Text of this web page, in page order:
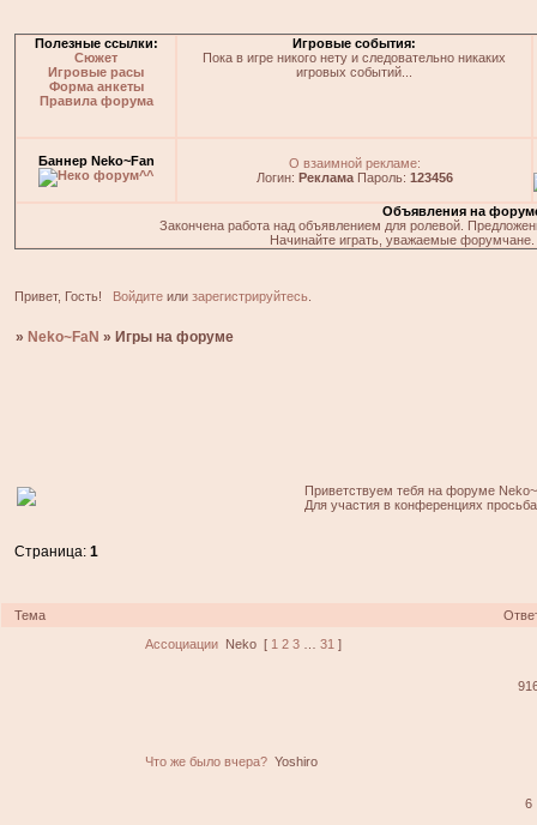
Полезные ссылки:
Сюжет
Игровые расы
Форма анкеты
Правила форума
Игровые события:
Пока в игре никого нету и следовательно никаких
игровых событий...
Баннер Neko~Fan
О взаимной рекламе:
Логин: РекламаПароль: 123456
Объявления на
Закончена работа над объявлением для ролевой.
Начинайте играть, уважаемые
Привет, Гость! Войдитеили зарегистрируйтесь.
» Neko~FaN » Игры на форуме
Приветствуем тебя на форуме
Для участия в конференциях
Страница:1
Тема
Ассоциации Neko [ 1 2 3 31 ]
Что же было вчера? Yoshiro
6